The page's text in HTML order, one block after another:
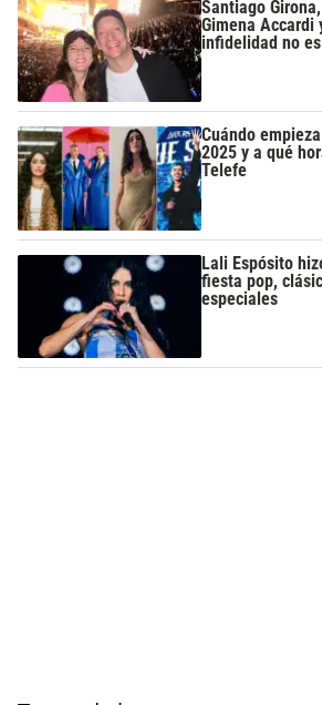
Santiago
Gimena Accardi
infidelidad no
Cuándo
2025 y a qué
Telefe
Lali Espósito
fiesta pop,
especiales